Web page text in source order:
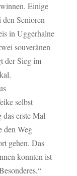
Einige
Senioren
in Uggerhalne
souveränen
der Sieg im
selbst
erste Mal
den Weg
gehen. Das
konnten ist